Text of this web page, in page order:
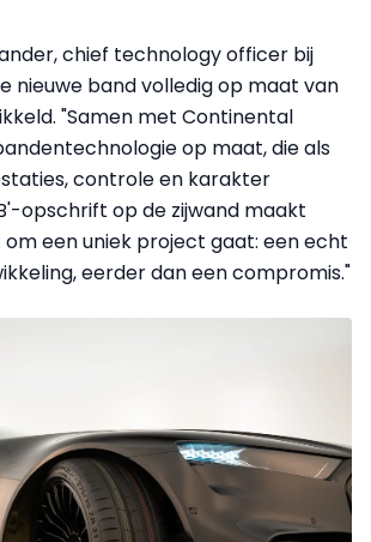
chief technology officer bij
nieuwe band volledig op maat van
"Samen met Continental
op maat, die als
controle en karakter
opschrift op de zijwand maakt
een uniek project gaat: een echt
eerder dan een compromis."